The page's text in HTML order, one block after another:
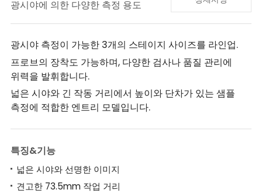
광시야에 의한 다양한 측정 용도
광시야 측정이 가능한 3개의 스테이지 사이즈를 라인업.
프로브의 장착도 가능하며, 다양한 검사나 품질 관리에
위력을 발휘합니다.
넓은 시야와 긴 작동 거리에서 높이와 단차가 있는 샘플
측정에 적합한 엔트리 모델입니다.
특징&기능
넓은 시야와 선명한 이미지
견고한 73.5mm 작업 거리